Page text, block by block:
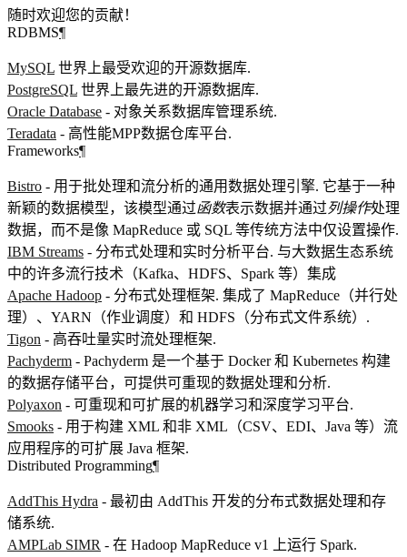
随时欢迎您的贡献！
RDBMS¶
MySQL 世界上最受欢迎的开源数据库.
PostgreSQL 世界上最先进的开源数据库.
Oracle Database - 对象关系数据库管理系统.
Teradata - 高性能MPP数据仓库平台.
Frameworks¶
Bistro - 用于批处理和流分析的通用数据处理引擎. 它基于一种
新颖的数据模型，该模型通过函数表示数据并通过列操作处理
数据，而不是像 MapReduce 或 SQL 等传统方法中仅设置操作.
IBM Streams - 分布式处理和实时分析平台. 与大数据生态系统
中的许多流行技术（Kafka、HDFS、Spark 等）集成
Apache Hadoop - 分布式处理框架. 集成了 MapReduce（并行处
理）、YARN（作业调度）和 HDFS（分布式文件系统）.
Tigon - 高吞吐量实时流处理框架.
Pachyderm - Pachyderm 是一个基于 Docker 和 Kubernetes 构建
的数据存储平台，可提供可重现的数据处理和分析.
Polyaxon - 可重现和可扩展的机器学习和深度学习平台.
Smooks - 用于构建 XML 和非 XML（CSV、EDI、Java 等）流
应用程序的可扩展 Java 框架.
Distributed Programming¶
AddThis Hydra - 最初由 AddThis 开发的分布式数据处理和存
储系统.
AMPLab SIMR - 在 Hadoop MapReduce v1 上运行 Spark.